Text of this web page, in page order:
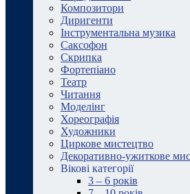
Композитори
Диригенти
Інструментальна музика
Саксофон
Скрипка
Фортепіано
Театр
Читання
Моделінг
Хореографія
Художники
Циркове мистецтво
Декоративно-ужиткове
Вікові категорії
3 – 6 років